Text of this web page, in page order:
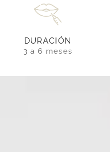
DURACIÓN
3 a 6 meses